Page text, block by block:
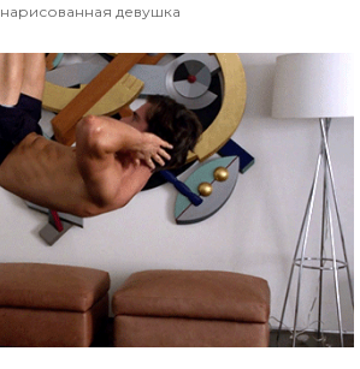
нарисованная девушка